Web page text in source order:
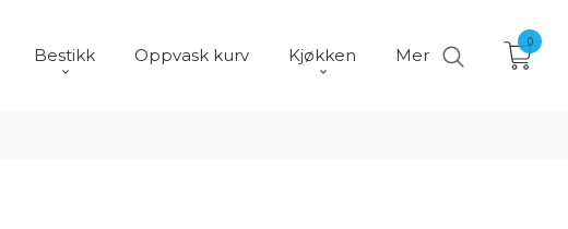
Bestikk Oppvask kurv Kjøkken Mer
0